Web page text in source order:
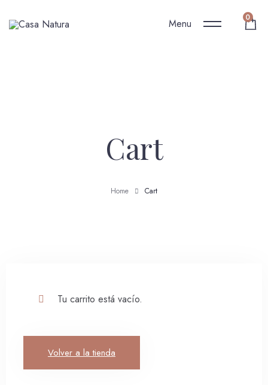
Menu 0
Cart
Home Cart
Tu carrito está vacío.
Volver a la tienda